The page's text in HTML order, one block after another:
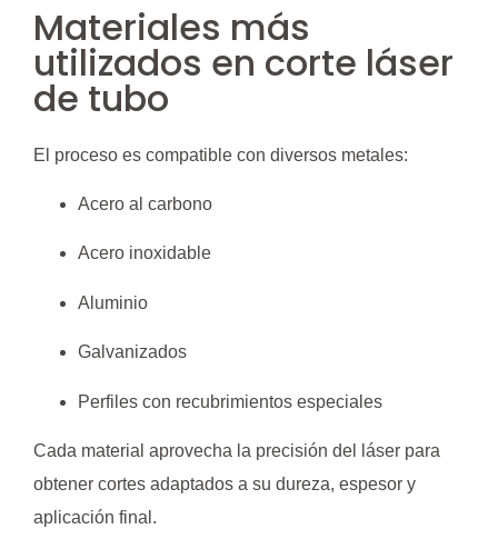
Materiales más
utilizados en corte láser
de tubo
El proceso es compatible con diversos metales:
Acero al carbono
Acero inoxidable
Aluminio
Galvanizados
Perfiles con recubrimientos especiales
Cada material aprovecha la precisión del láser para
obtener cortes adaptados a su dureza, espesor y
aplicación final.